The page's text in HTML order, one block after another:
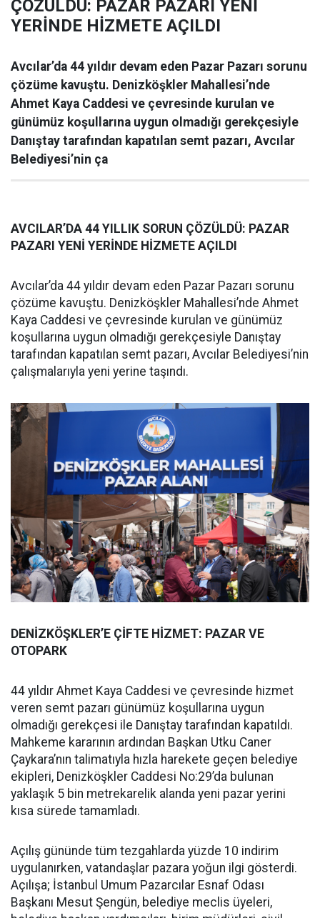
ÇÖZÜLDÜ: PAZAR PAZARI YENİ
YERİNDE HİZMETE AÇILDI
Avcılar’da 44 yıldır devam eden Pazar Pazarı sorunu
çözüme kavuştu. Denizköşkler Mahallesi’nde
Ahmet Kaya Caddesi ve çevresinde kurulan ve
günümüz koşullarına uygun olmadığı gerekçesiyle
Danıştay tarafından kapatılan semt pazarı, Avcılar
Belediyesi’nin ça
AVCILAR’DA 44 YILLIK SORUN ÇÖZÜLDÜ: PAZAR
PAZARI YENİ YERİNDE HİZMETE AÇILDI
Avcılar’da 44 yıldır devam eden Pazar Pazarı sorunu
çözüme kavuştu. Denizköşkler Mahallesi’nde Ahmet
Kaya Caddesi ve çevresinde kurulan ve günümüz
koşullarına uygun olmadığı gerekçesiyle Danıştay
tarafından kapatılan semt pazarı, Avcılar Belediyesi’nin
çalışmalarıyla yeni yerine taşındı.
DENİZKÖŞKLER’E ÇİFTE HİZMET: PAZAR VE
OTOPARK
44 yıldır Ahmet Kaya Caddesi ve çevresinde hizmet
veren semt pazarı günümüz koşullarına uygun
olmadığı gerekçesi ile Danıştay tarafından kapatıldı.
Mahkeme kararının ardından Başkan Utku Caner
Çaykara’nın talimatıyla hızla harekete geçen belediye
ekipleri, Denizköşkler Caddesi No:29’da bulunan
yaklaşık 5 bin metrekarelik alanda yeni pazar yerini
kısa sürede tamamladı.
Açılış gününde tüm tezgahlarda yüzde 10 indirim
uygulanırken, vatandaşlar pazara yoğun ilgi gösterdi.
Açılışa; İstanbul Umum Pazarcılar Esnaf Odası
Başkanı Mesut Şengün, belediye meclis üyeleri,